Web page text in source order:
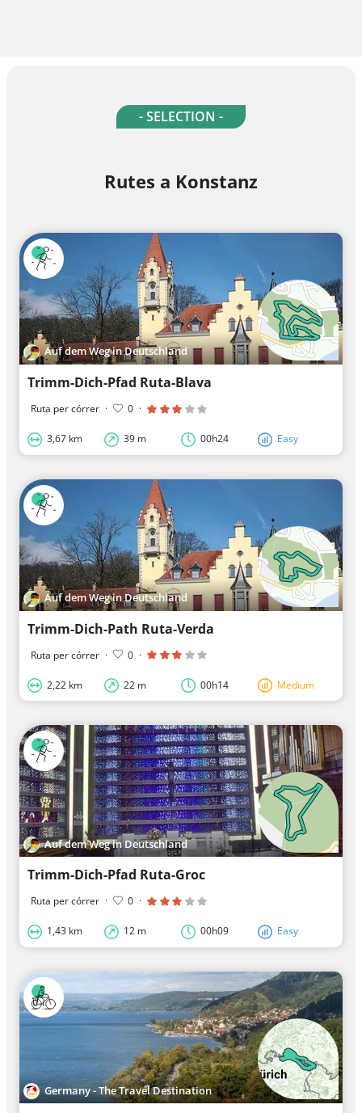
- SELECTION -
Rutes a Konstanz
Auf dem Weg in Deutschland
Trimm-Dich-Pfad Ruta-Blava
Ruta per córrer · 0 ·
3,67 km 39 m 00h24 Easy
Auf dem Weg in Deutschland
Trimm-Dich-Path Ruta-Verda
Ruta per córrer · 0 ·
2,22 km 22 m 00h14 Medium
Auf dem Weg in Deutschland
Trimm-Dich-Pfad Ruta-Groc
Ruta per córrer · 0 ·
1,43 km 12 m 00h09 Easy
Germany - The Travel Destination